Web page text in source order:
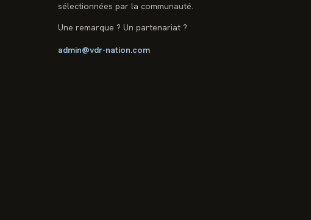
sélectionnées par la communauté.
Une remarque ? Un partenariat ?
admin@vdr-nation.com